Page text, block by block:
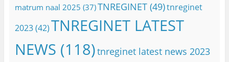
matrum naal 2025 (37)TNREGINET(49)tnreginet
2023(42)TNREGINET LATEST
NEWS (118)tnreginet latest news 2023